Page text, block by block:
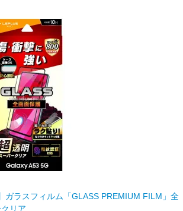
ガラスフィルム「GLASS PREMIUM FILM」全
リア